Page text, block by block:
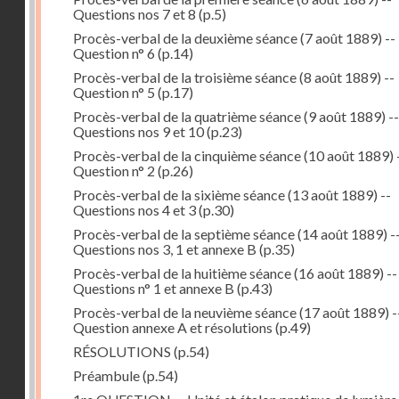
Questions nos 7 et 8 (p.5)
Procès-verbal de la deuxième séance (7 août 1889) --
Question n° 6 (p.14)
Procès-verbal de la troisième séance (8 août 1889) --
Question n° 5 (p.17)
Procès-verbal de la quatrième séance (9 août 1889) --
Questions nos 9 et 10(p.23)
Procès-verbal de la cinquième séance (10 août 1889)
Question n° 2 (p.26)
Procès-verbal de la sixième séance (13 août 1889) --
Questions nos 4 et 3(p.30)
Procès-verbal de la septième séance (14 août 1889)
Questions nos 3, 1 et annexe B (p.35)
Procès-verbal de la huitième séance (16 août 1889) --
Questions n° 1 et annexe B (p.43)
Procès-verbal de la neuvième séance (17 août 1889)
Question annexe A et résolutions (p.49)
RÉSOLUTIONS (p.54)
Préambule(p.54)